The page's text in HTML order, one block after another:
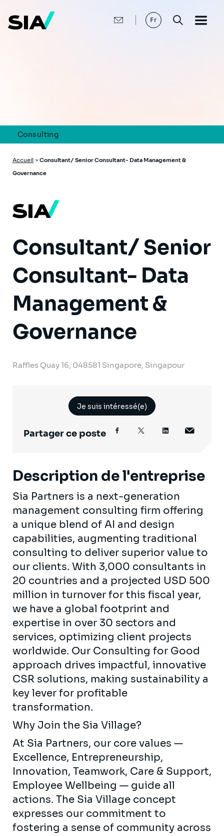
contenu
principal
Fr
Consulting
Fil
d'Ariane
Accueil > Consultant/ Senior Consultant- Data Management &
Governance
Consultant/ Senior
Consultant- Data
Management &
Governance
Raffles Quay 16, 048581 Singapore, Singapour
Je suis intéressé(e)
Partager ce poste
Description de l'entreprise
Sia Partners is a next-generation
management consulting firm offering
a unique blend of AI and design
capabilities, augmenting traditional
consulting to deliver superior value to
our clients. With 3,000 consultants in
20 countries and a projected USD 500
million in turnover for this fiscal year,
we have a global footprint and
expertise in over 30 sectors and
services, optimizing client projects
worldwide. Our Consulting for Good
approach drives impactful, innovative
CSR solutions, making sustainability a
key lever for profitable
transformation.
Why Join the Sia Village?
At Sia Partners, our core values —
Excellence, Entrepreneurship,
Innovation, Teamwork, Care & Support,
Employee Wellbeing — guide all
actions. The Sia Village concept
expresses our commitment to
fostering a sense of community across